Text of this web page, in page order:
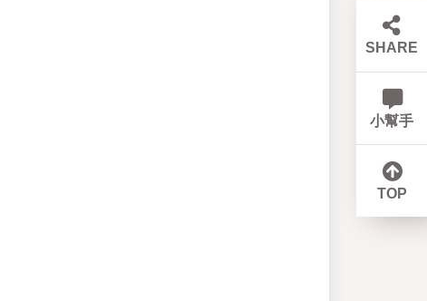
SHARE
小幫手
TOP